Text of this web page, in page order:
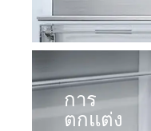
การ
ตกแต่ง